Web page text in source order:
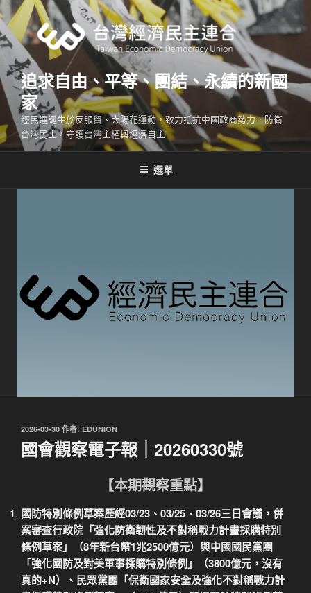
跳
至
主
內
容
追求自由、平等、團結、永續的新國
家
經民連誕生於反服貿、太陽花運動，致力抵抗中國政商勢力，防衛
台灣民主，守護台灣主權與經濟自主
選單
發
佈
於
2026-03-30 作者: EDUNION
國會觀察電子報｜20260330號
【本期觀察重點】
國防特別條例草案歷經03/23、03/25、03/26三日會議，併
案審查行政院「強化防衛韌性及不對稱戰力計畫採購特別
條例草案」（8年新台幣1兆2500億元）與中國國民黨團
「強化國防及對美軍事採購特別條例」（3800億元，沒有
真的+N）、民眾黨團「保衛國家安全及強化不對稱戰力計